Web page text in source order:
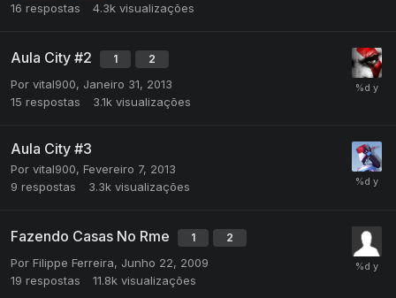
16 respostas 4.3k visualizações
Aula City #2 1 2
Por vital900, Janeiro 31, 2013
15 respostas 3.1k visualizações
Aula City #3
Por vital900, Fevereiro 7, 2013
9 respostas 3.3k visualizações
Fazendo Casas No Rme 1 2
Por Filippe Ferreira, Junho 22, 2009
19 respostas 11.8k visualizações